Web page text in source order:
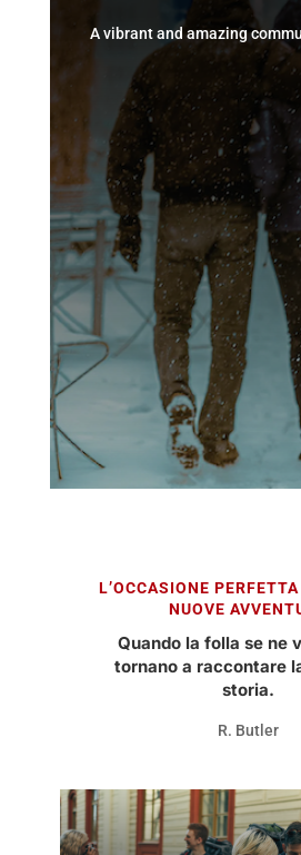
A vibrant and amazing
L’OCCASIONE
NUOVE
Quando la folla se ne
tornano a raccontare
storia.
R. Butler